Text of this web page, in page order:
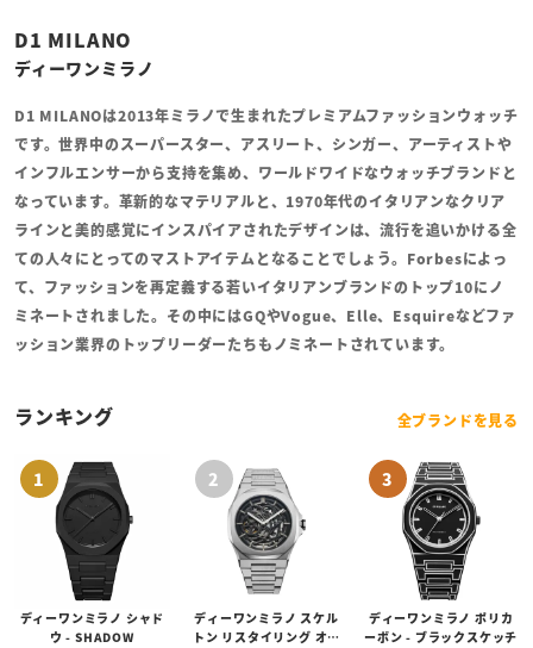
D1 MILANO
ディーワンミラノ
D1 MILANOは2013年ミラノで生まれたプレミアムファッションウォッチ
です。世界中のスーパースター、アスリート、シンガー、アーティストや
インフルエンサーから支持を集め、ワールドワイドなウォッチブランドと
なっています。革新的なマテリアルと、1970年代のイタリアンなクリア
ラインと美的感覚にインスパイアされたデザインは、流行を追いかける全
ての人々にとってのマストアイテムとなることでしょう。Forbesによっ
て、ファッションを再定義する若いイタリアンブランドのトップ10にノ
ミネートされました。その中にはGQやVogue、Elle、Esquireなどファ
ッション業界のトップリーダーたちもノミネートされています。
ランキング 全ブランドを見る
ディーワンミラノ シャド
ウ - SHADOW
ディーワンミラノ スケル
トン リスタイリング オー
ディーワンミラノ ポリカ
ーボン - ブラックスケッチ